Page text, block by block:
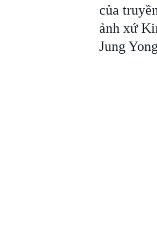
của
ảnh xứ
Jung